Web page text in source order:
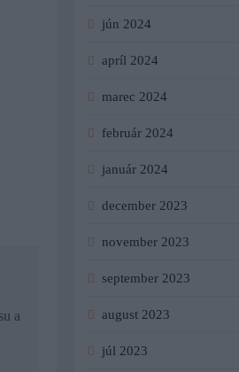
a
jún 2024
apríl 2024
marec 2024
február 2024
január 2024
december 2023
november 2023
september 2023
august 2023
júl 2023